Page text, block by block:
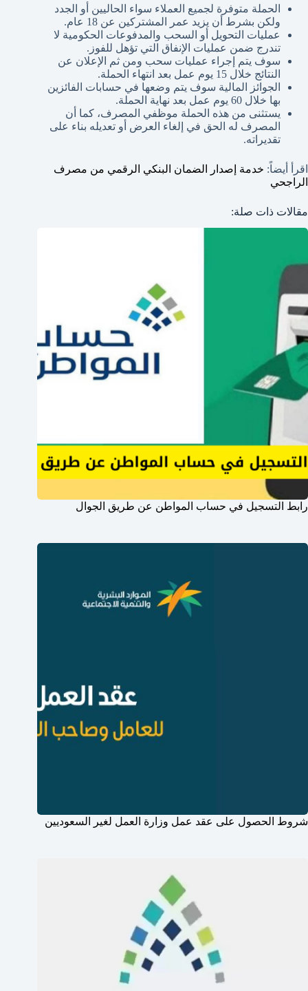
الحملة متوفرة لجميع العملاء سواء الحاليين أو الجدد
ولكن بشرط أن يزيد عمر المشتركين عن 18 عام.
عمليات التحويل أو السحب والمدفوعات الحكومية لا
تندرج ضمن عمليات الإنفاق التي تؤهل للفوز.
سوف يتم إجراء عمليات سحب ومن ثم الإعلان عن
النتائج خلال 15 يوم عمل بعد انتهاء الحملة.
الجوائز المالية سوف يتم وضعها في حسابات الفائزين
بها خلال 60 يوم عمل بعد نهاية الحملة.
يستثنى من هذه الحملة موظفي المصرف، كما أن
المصرف له الحق في إلغاء العرض أو تعديله بناء على
تقديراته.
اقرأ أيضاً: خدمة إصدار الضمان البنكي الرقمي من مصرف
الراجحي
مقالات ذات صلة:
رابط التسجيل في حساب المواطن عن طريق الجوال
شروط الحصول على عقد عمل وزارة العمل لغير السعوديين